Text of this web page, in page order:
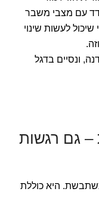
עם מצבי משבר
לעשות שינוי
ונסיים בדגל
– גם רגשות
היא כוללת